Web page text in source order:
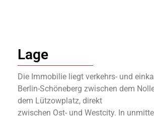
Lage
Die Immobilie liegt verkehrs- und
Berlin-Schöneberg zwischen dem
dem Lützowplatz, direkt
zwischen Ost- und Westcity. In